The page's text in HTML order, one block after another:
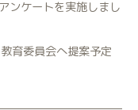
ンケートを実施しまし
育委員会へ提案予定